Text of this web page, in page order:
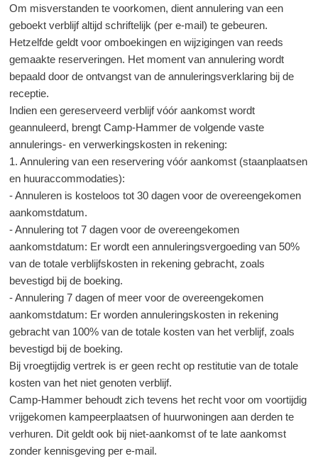
Om misverstanden te voorkomen, dient annulering van een
geboekt verblijf altijd schriftelijk (per e-mail) te gebeuren.
Hetzelfde geldt voor omboekingen en wijzigingen van reeds
gemaakte reserveringen. Het moment van annulering wordt
bepaald door de ontvangst van de annuleringsverklaring bij de
receptie.
Indien een gereserveerd verblijf vóór aankomst wordt
geannuleerd, brengt Camp-Hammer de volgende vaste
annulerings- en verwerkingskosten in rekening:
1. Annulering van een reservering vóór aankomst (staanplaatsen
en huuraccommodaties):
- Annuleren is kosteloos tot 30 dagen voor de overeengekomen
aankomstdatum.
- Annulering tot 7 dagen voor de overeengekomen
aankomstdatum: Er wordt een annuleringsvergoeding van 50%
van de totale verblijfskosten in rekening gebracht, zoals
bevestigd bij de boeking.
- Annulering 7 dagen of meer voor de overeengekomen
aankomstdatum: Er worden annuleringskosten in rekening
gebracht van 100% van de totale kosten van het verblijf, zoals
bevestigd bij de boeking.
Bij vroegtijdig vertrek is er geen recht op restitutie van de totale
kosten van het niet genoten verblijf.
Camp-Hammer behoudt zich tevens het recht voor om voortijdig
vrijgekomen kampeerplaatsen of huurwoningen aan derden te
verhuren. Dit geldt ook bij niet-aankomst of te late aankomst
zonder kennisgeving per e-mail.